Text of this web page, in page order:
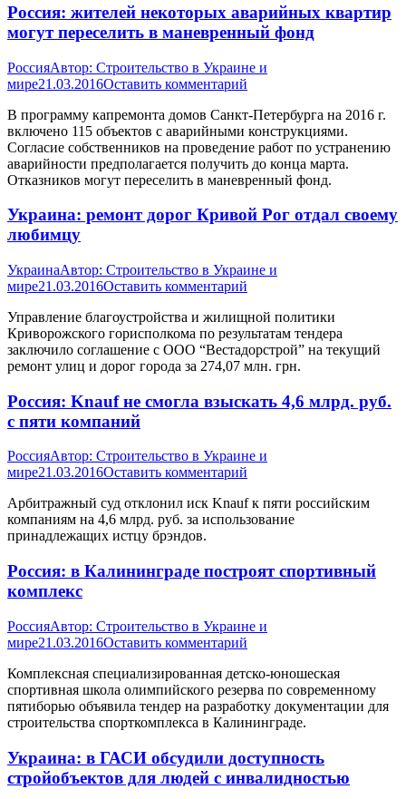
Россия: жителей некоторых аварийных квартир
могут переселить в маневренный фонд
РоссияАвтор: Строительство в Украине и
мире21.03.2016Оставить комментарий
В программу капремонта домов Санкт-Петербурга на 2016 г.
включено 115 объектов с аварийными конструкциями.
Согласие собственников на проведение работ по устранению
аварийности предполагается получить до конца марта.
Отказников могут переселить в маневренный фонд.
Украина: ремонт дорог Кривой Рог отдал своему
любимцу
УкраинаАвтор: Строительство в Украине и
мире21.03.2016Оставить комментарий
Управление благоустройства и жилищной политики
Криворожского горисполкома по результатам тендера
заключило соглашение с ООО “Вестадорстрой” на текущий
ремонт улиц и дорог города за 274,07 млн. грн.
Россия: Knauf не смогла взыскать 4,6 млрд. руб.
с пяти компаний
РоссияАвтор: Строительство в Украине и
мире21.03.2016Оставить комментарий
Арбитражный суд отклонил иск Knauf к пяти российским
компаниям на 4,6 млрд. руб. за использование
принадлежащих истцу брэндов.
Россия: в Калининграде построят спортивный
комплекс
РоссияАвтор: Строительство в Украине и
мире21.03.2016Оставить комментарий
Комплексная специализированная детско-юношеская
спортивная школа олимпийского резерва по современному
пятиборью объявила тендер на разработку документации для
строительства спорткомплекса в Калининграде.
Украина: в ГАСИ обсудили доступность
стройобъектов для людей с инвалидностью